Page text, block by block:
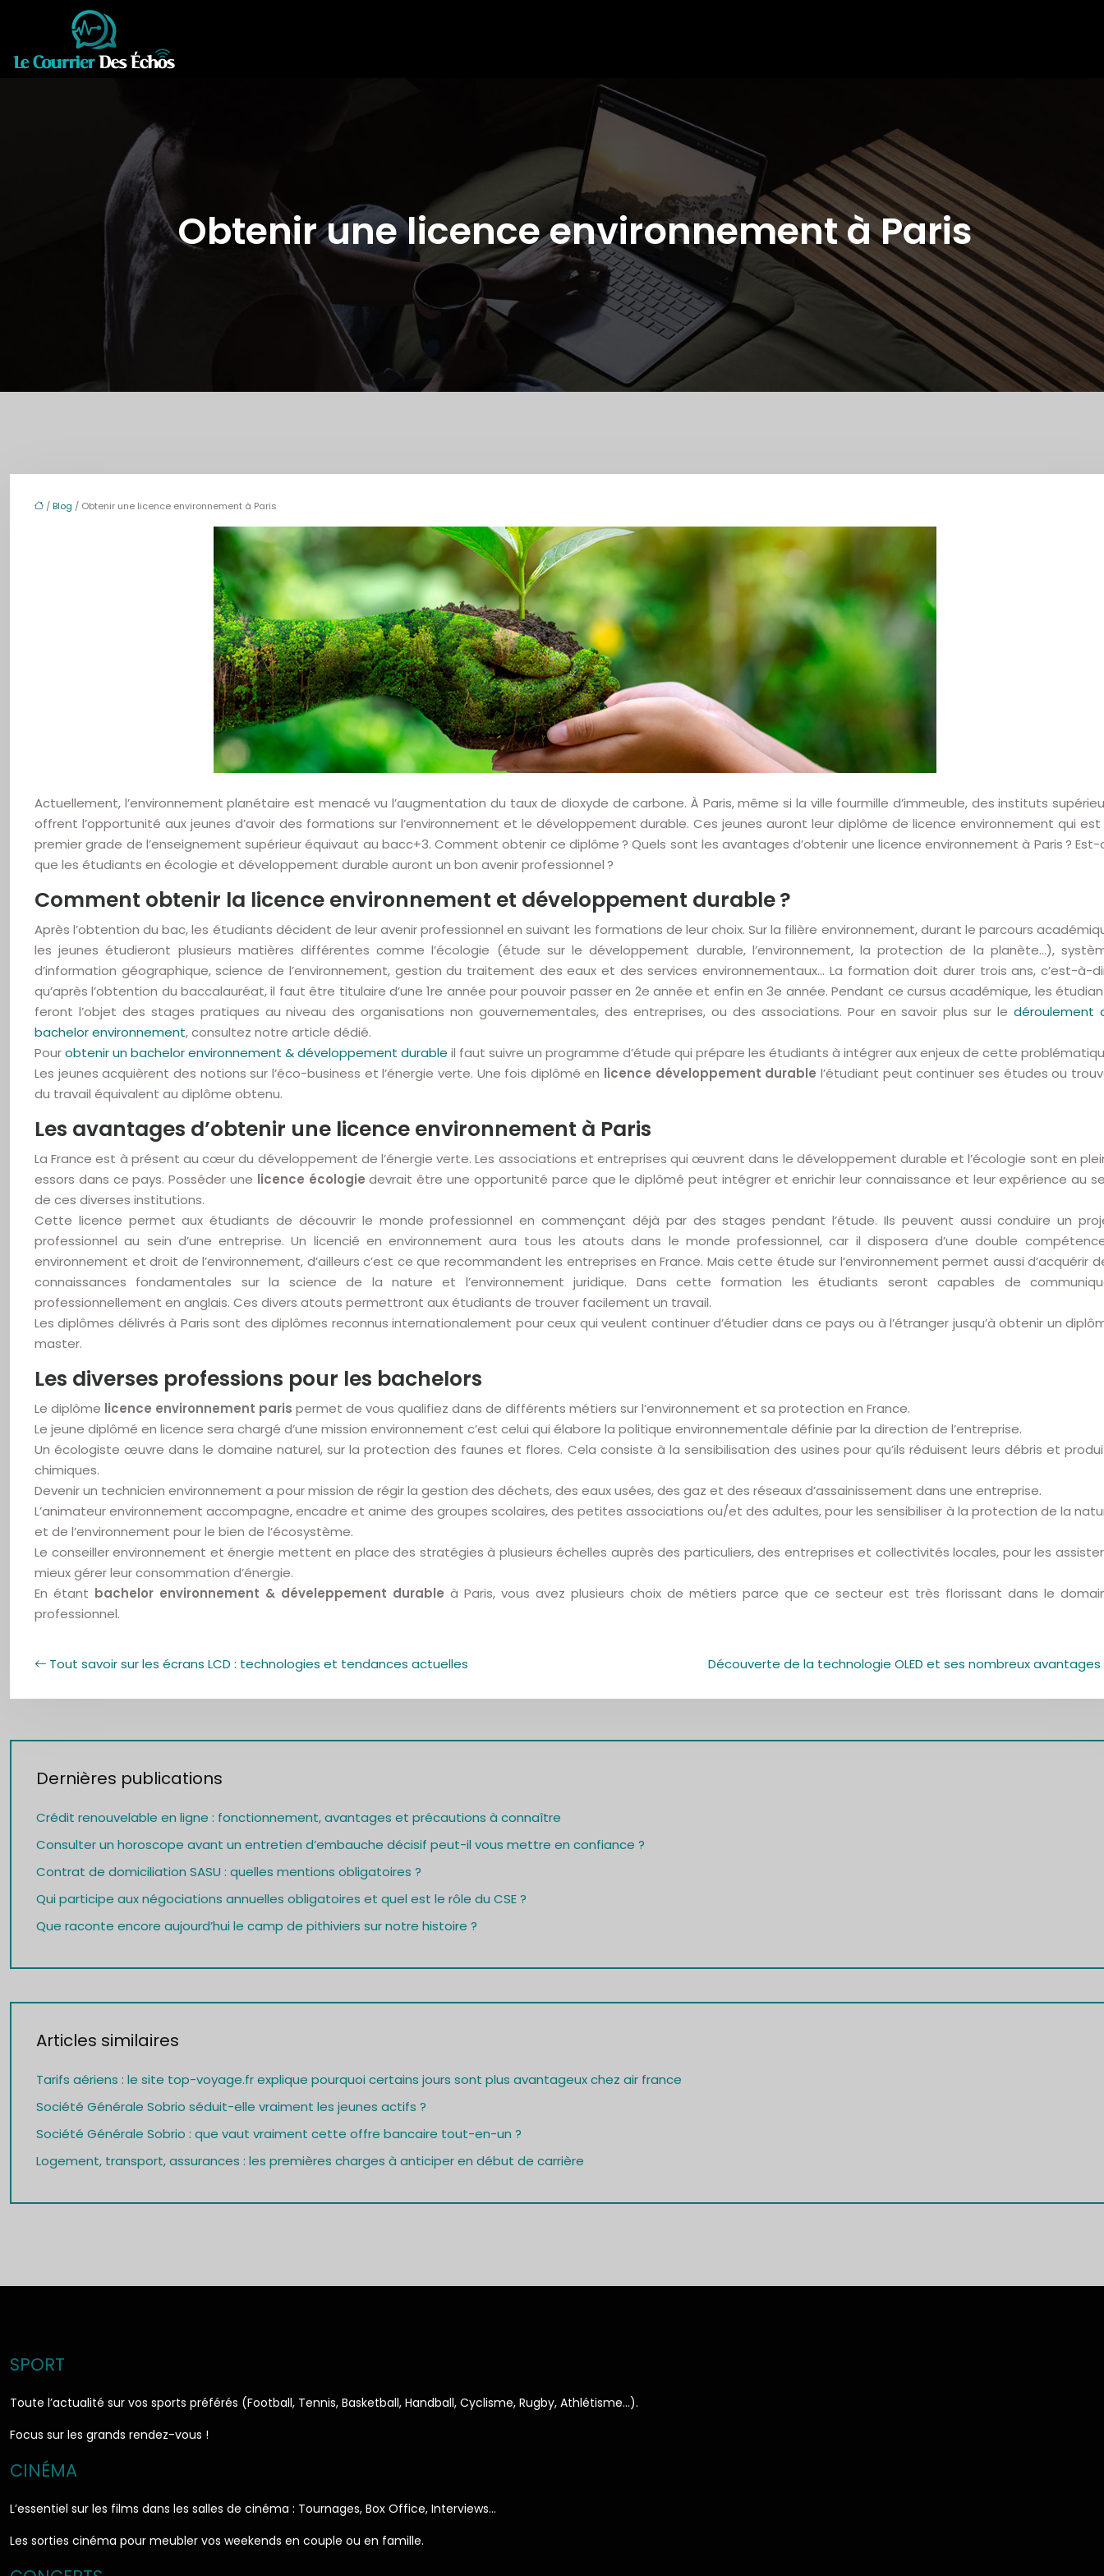
Obtenir une licence environnement à Paris
/ Blog / Obtenir une licence environnement à Paris
Actuellement, l’environnement planétaire est menacé vu l’augmentation du taux de dioxyde de carbone. À Paris, même si la ville fourmille d’immeuble, des instituts
offrent l’opportunité aux jeunes d’avoir des formations sur l’environnement et le développement durable. Ces jeunes auront leur diplôme de licence environnement qui est
premier grade de l’enseignement supérieur équivaut au bacc+3. Comment obtenir ce diplôme ? Quels sont les avantages d’obtenir une licence environnement à Paris ? Est-
que les étudiants en écologie et développement durable auront un bon avenir professionnel ?
Comment obtenir la licence environnement et développement durable ?
Après l’obtention du bac, les étudiants décident de leur avenir professionnel en suivant les formations de leur choix. Sur la filière environnement, durant le parcours
les jeunes étudieront plusieurs matières différentes comme l’écologie (étude sur le développement durable, l’environnement, la protection de la planète…),
d’information géographique, science de l’environnement, gestion du traitement des eaux et des services environnementaux… La formation doit durer trois ans, c’est-à-
qu’après l’obtention du baccalauréat, il faut être titulaire d’une 1re année pour pouvoir passer en 2e année et enfin en 3e année. Pendant ce cursus académique, les
feront l’objet des stages pratiques au niveau des organisations non gouvernementales, des entreprises, ou des associations. Pour en savoir plus sur ledéroulement
bachelor environnement, consultez notre article dédié.
Pourobtenir un bachelor environnement & développement durable il faut suivre un programme d’étude qui prépare les étudiants à intégrer aux enjeux de cette
Les jeunes acquièrent des notions sur l’éco-business et l’énergie verte. Une fois diplômé en licence développement durable l’étudiant peut continuer ses études ou
du travail équivalent au diplôme obtenu.
Les avantages d’obtenir une licence environnement à Paris
La France est à présent au cœur du développement de l’énergie verte. Les associations et entreprises qui œuvrent dans le développement durable et l’écologie sont en
essors dans ce pays. Posséder une licence écologie devrait être une opportunité parce que le diplômé peut intégrer et enrichir leur connaissance et leur expérience au
de ces diverses institutions.
Cette licence permet aux étudiants de découvrir le monde professionnel en commençant déjà par des stages pendant l’étude. Ils peuvent aussi conduire un
professionnel au sein d’une entreprise. Un licencié en environnement aura tous les atouts dans le monde professionnel, car il disposera d’une double
environnement et droit de l’environnement, d’ailleurs c’est ce que recommandent les entreprises en France. Mais cette étude sur l’environnement permet aussi d’acquérir
connaissances fondamentales sur la science de la nature et l’environnement juridique. Dans cette formation les étudiants seront capables de
professionnellement en anglais. Ces divers atouts permettront aux étudiants de trouver facilement un travail.
Les diplômes délivrés à Paris sont des diplômes reconnus internationalement pour ceux qui veulent continuer d’étudier dans ce pays ou à l’étranger jusqu’à obtenir un
master.
Les diverses professions pour les bachelors
Le diplôme licence environnement paris permet de vous qualifiez dans de différents métiers sur l’environnement et sa protection en France.
Le jeune diplômé en licence sera chargé d’une mission environnement c’est celui qui élabore la politique environnementale définie par la direction de l’entreprise.
Un écologiste œuvre dans le domaine naturel, sur la protection des faunes et flores. Cela consiste à la sensibilisation des usines pour qu’ils réduisent leurs débris et
chimiques.
Devenir un technicien environnement a pour mission de régir la gestion des déchets, des eaux usées, des gaz et des réseaux d’assainissement dans une entreprise.
L’animateur environnement accompagne, encadre et anime des groupes scolaires, des petites associations ou/et des adultes, pour les sensibiliser à la protection de la
et de l’environnement pour le bien de l’écosystème.
Le conseiller environnement et énergie mettent en place des stratégies à plusieurs échelles auprès des particuliers, des entreprises et collectivités locales, pour les
mieux gérer leur consommation d’énergie.
En étant bachelor environnement & déveleppement durable à Paris, vous avez plusieurs choix de métiers parce que ce secteur est très florissant dans le
professionnel.
Tout savoir sur les écrans LCD : technologies et tendances actuelles Découverte de la technologie OLED et ses nombreux avantages
Dernières publications
Crédit renouvelable en ligne : fonctionnement, avantages et précautions à connaître
Consulter un horoscope avant un entretien d’embauche décisif peut-il vous mettre en confiance ?
Contrat de domiciliation SASU : quelles mentions obligatoires ?
Qui participe aux négociations annuelles obligatoires et quel est le rôle du CSE ?
Que raconte encore aujourd’hui le camp de pithiviers sur notre histoire ?
Articles similaires
Tarifs aériens : le site top-voyage.fr explique pourquoi certains jours sont plus avantageux chez air france
Société Générale Sobrio séduit-elle vraiment les jeunes actifs ?
Société Générale Sobrio : que vaut vraiment cette offre bancaire tout-en-un ?
Logement, transport, assurances : les premières charges à anticiper en début de carrière
SPORT
Toute l’actualité sur vos sports préférés (Football, Tennis, Basketball, Handball, Cyclisme, Rugby, Athlétisme…).
Focus sur les grands rendez-vous !
CINÉMA
L’essentiel sur les films dans les salles de cinéma : Tournages, Box Office, Interviews…
Les sorties cinéma pour meubler vos weekends en couple ou en famille.